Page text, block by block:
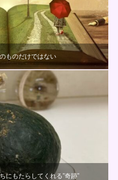
ものだけではない
にもたらしてくれる”奇跡”